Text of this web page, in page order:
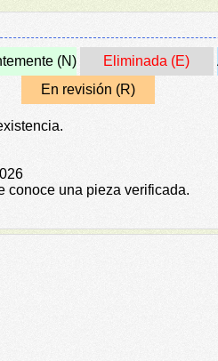
(N) Eliminada (E)
En revisión (R)
conoce una pieza verificada.